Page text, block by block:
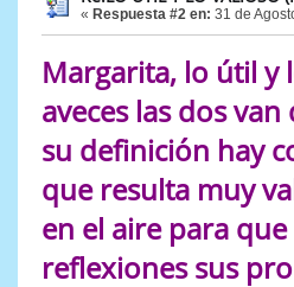
« Respuesta #2 en: 31 de
Margarita, lo útil y
aveces las dos
su definición hay
que resulta muy
en el aire para que
reflexiones sus